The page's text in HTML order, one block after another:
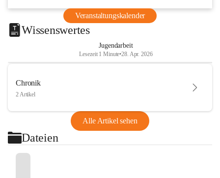
Veranstaltungskalender
Wissenswertes
Jugendarbeit
Lesezeit 1 Minute•28. Apr. 2026
Chronik
2 Artikel
Alle Artikel sehen
Dateien